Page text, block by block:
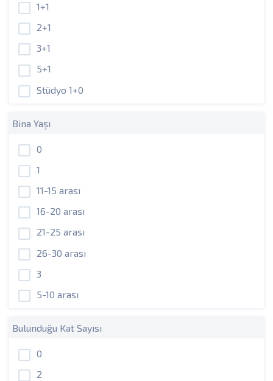
1+1
2+1
3+1
5+1
Stüdyo 1+0
Bina Yaşı
0
1
11-15 arası
16-20 arası
21-25 arası
26-30 arası
3
5-10 arası
Bulunduğu Kat Sayısı
0
2